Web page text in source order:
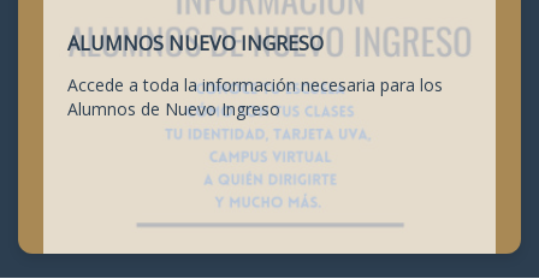
ALUMNOS NUEVO INGRESO
Accede a toda la información necesaria para los
Alumnos de Nuevo Ingreso